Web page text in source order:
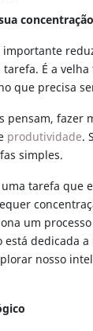
concentração
importante
É a
que precisa
pensam, fazer
produtividade.
simples.
tarefa que
um
está dedicada
nosso